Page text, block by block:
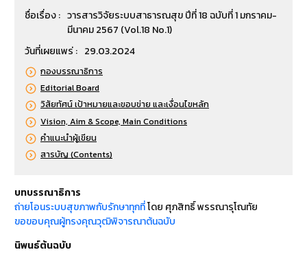
ชื่อเรื่อง : วารสารวิจัยระบบสาธารณสุข ปีที่ 18 ฉบับที่ 1 มกราคม-
มีนาคม 2567 (Vol.18 No.1)
วันที่เผยแพร่ : 29.03.2024
กองบรรณาธิการ
Editorial Board
วิสัยทัศน์ เป้าหมายและขอบข่าย และเงื่อนไขหลัก
Vision, Aim & Scope, Main Conditions
คำแนะนำผู้เขียน
สารบัญ (Contents)
บทบรรณาธิการ
ถ่ายโอนระบบสุขภาพกับรักษาทุกที่โดย ศุภสิทธิ์ พรรณารุโณทัย
ขอขอบคุณผู้ทรงคุณวุฒิพิจารณาต้นฉบับ
นิพนธ์ต้นฉบับ